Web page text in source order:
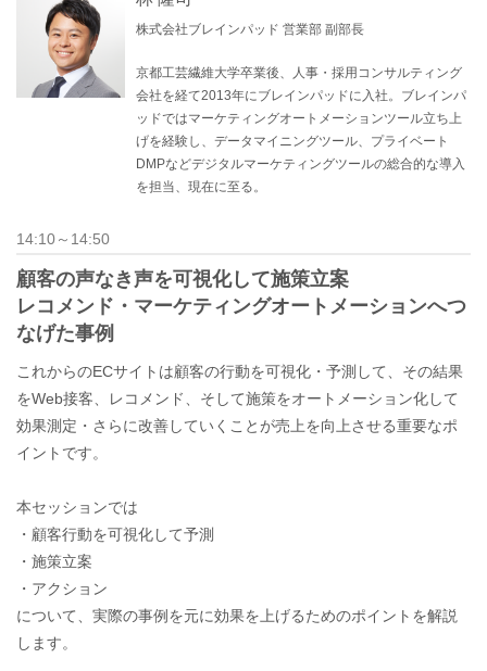
株式会社ブレインパッド 営業部 副部長
京都工芸繊維大学卒業後、人事・採用コンサルティング
会社を経て2013年にブレインパッドに入社。ブレインパ
ッドではマーケティングオートメーションツール立ち上
げを経験し、データマイニングツール、プライベート
DMPなどデジタルマーケティングツールの総合的な導入
を担当、現在に至る。
14:10～14:50
顧客の声なき声を可視化して施策立案
レコメンド・マーケティングオートメーションへつ
なげた事例
これからのECサイトは顧客の行動を可視化・予測して、その結果
をWeb接客、レコメンド、そして施策をオートメーション化して
効果測定・さらに改善していくことが売上を向上させる重要なポ
イントです。
本セッションでは
・顧客行動を可視化して予測
・施策立案
・アクション
について、実際の事例を元に効果を上げるためのポイントを解説
します。